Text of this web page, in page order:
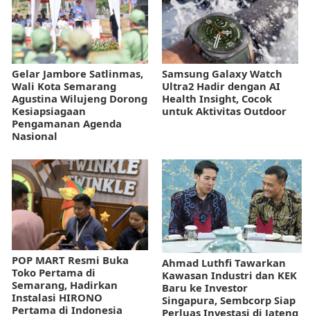
Gelar Jambore Satlinmas,
Wali Kota Semarang
Agustina Wilujeng Dorong
Kesiapsiagaan
Pengamanan Agenda
Nasional
Samsung Galaxy Watch
Ultra2 Hadir dengan AI
Health Insight, Cocok
untuk Aktivitas Outdoor
POP MART Resmi Buka
Toko Pertama di
Semarang, Hadirkan
Instalasi HIRONO
Pertama di Indonesia
Ahmad Luthfi Tawarkan
Kawasan Industri dan KEK
Baru ke Investor
Singapura, Sembcorp Siap
Perluas Investasi di Jateng